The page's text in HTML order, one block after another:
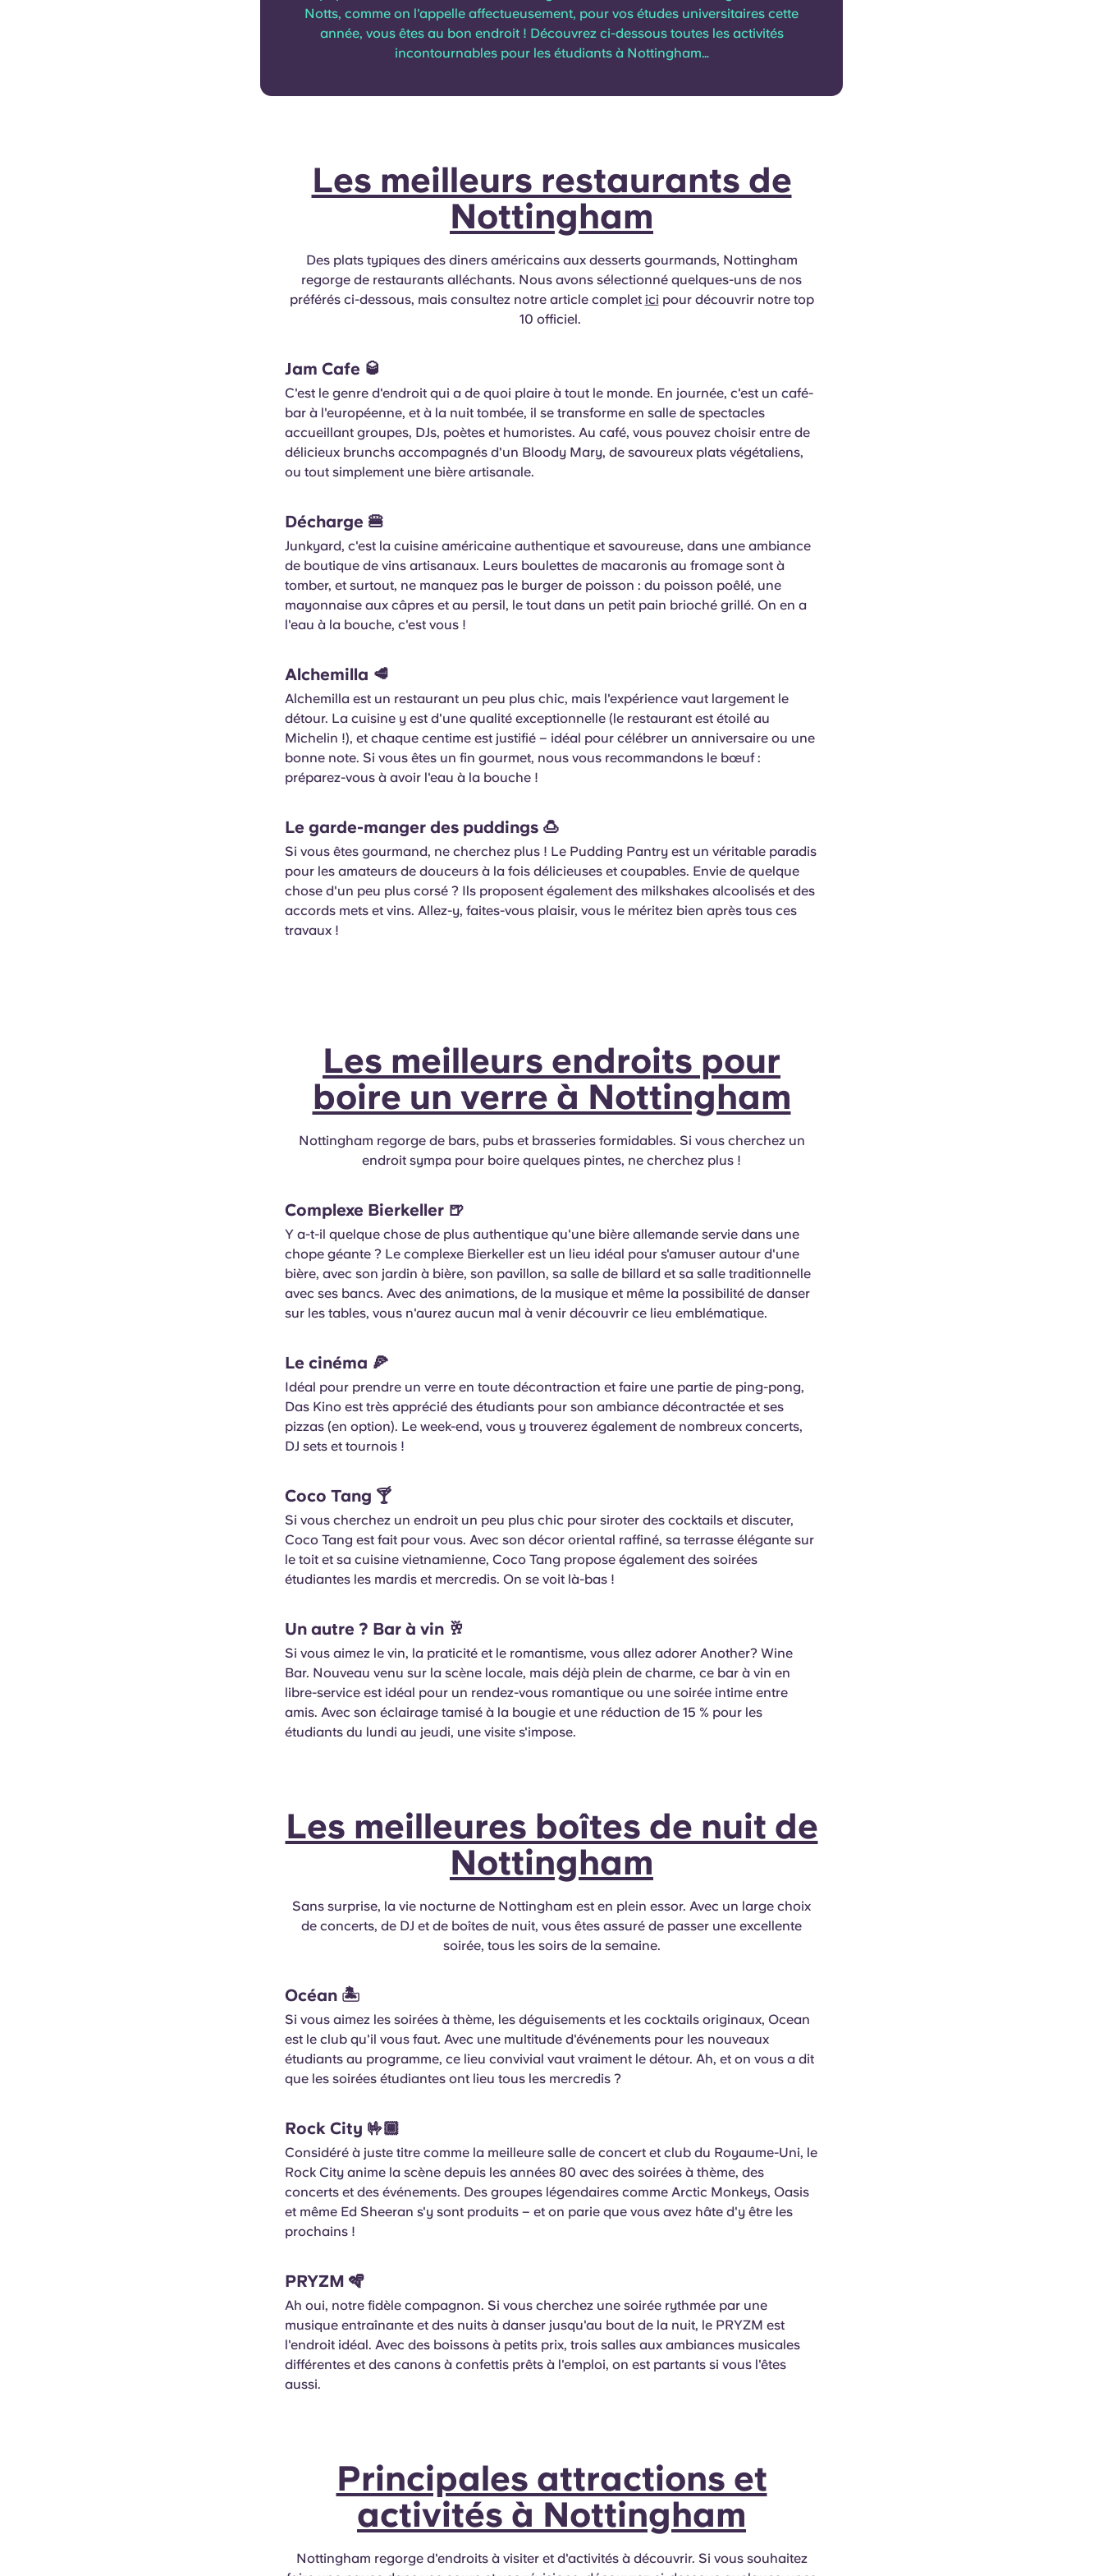
Notts, comme on l'appelle affectueusement, pour vos études universitaires cette
année, vous êtes au bon endroit ! Découvrez ci-dessous toutes les activités
incontournables pour les étudiants à Nottingham…
Les meilleurs restaurants de
Nottingham
Des plats typiques des diners américains aux desserts gourmands, Nottingham
regorge de restaurants alléchants. Nous avons sélectionné quelques-uns de nos
préférés ci-dessous, mais consultez notre article complet ici pour découvrir notre top
10 officiel.
Jam Cafe 🥃
C'est le genre d'endroit qui a de quoi plaire à tout le monde. En journée, c'est un café-
bar à l'européenne, et à la nuit tombée, il se transforme en salle de spectacles
accueillant groupes, DJs, poètes et humoristes. Au café, vous pouvez choisir entre de
délicieux brunchs accompagnés d'un Bloody Mary, de savoureux plats végétaliens,
ou tout simplement une bière artisanale.
Décharge 🍔
Junkyard, c'est la cuisine américaine authentique et savoureuse, dans une ambiance
de boutique de vins artisanaux. Leurs boulettes de macaronis au fromage sont à
tomber, et surtout, ne manquez pas le burger de poisson : du poisson poêlé, une
mayonnaise aux câpres et au persil, le tout dans un petit pain brioché grillé. On en a
l'eau à la bouche, c'est vous !
Alchemilla 🥩
Alchemilla est un restaurant un peu plus chic, mais l'expérience vaut largement le
détour. La cuisine y est d'une qualité exceptionnelle (le restaurant est étoilé au
Michelin !), et chaque centime est justifié – idéal pour célébrer un anniversaire ou une
bonne note. Si vous êtes un fin gourmet, nous vous recommandons le bœuf :
préparez-vous à avoir l'eau à la bouche !
Le garde-manger des puddings 🍮
Si vous êtes gourmand, ne cherchez plus ! Le Pudding Pantry est un véritable paradis
pour les amateurs de douceurs à la fois délicieuses et coupables. Envie de quelque
chose d'un peu plus corsé ? Ils proposent également des milkshakes alcoolisés et des
accords mets et vins. Allez-y, faites-vous plaisir, vous le méritez bien après tous ces
travaux !
Les meilleurs endroits pour
boire un verre à Nottingham
Nottingham regorge de bars, pubs et brasseries formidables. Si vous cherchez un
endroit sympa pour boire quelques pintes, ne cherchez plus !
Complexe Bierkeller 🍺
Y a-t-il quelque chose de plus authentique qu'une bière allemande servie dans une
chope géante ? Le complexe Bierkeller est un lieu idéal pour s'amuser autour d'une
bière, avec son jardin à bière, son pavillon, sa salle de billard et sa salle traditionnelle
avec ses bancs. Avec des animations, de la musique et même la possibilité de danser
sur les tables, vous n'aurez aucun mal à venir découvrir ce lieu emblématique.
Le cinéma 🍕
Idéal pour prendre un verre en toute décontraction et faire une partie de ping-pong,
Das Kino est très apprécié des étudiants pour son ambiance décontractée et ses
pizzas (en option). Le week-end, vous y trouverez également de nombreux concerts,
DJ sets et tournois !
Coco Tang 🍸
Si vous cherchez un endroit un peu plus chic pour siroter des cocktails et discuter,
Coco Tang est fait pour vous. Avec son décor oriental raffiné, sa terrasse élégante sur
le toit et sa cuisine vietnamienne, Coco Tang propose également des soirées
étudiantes les mardis et mercredis. On se voit là-bas !
Un autre ? Bar à vin 🥂
Si vous aimez le vin, la praticité et le romantisme, vous allez adorer Another? Wine
Bar. Nouveau venu sur la scène locale, mais déjà plein de charme, ce bar à vin en
libre-service est idéal pour un rendez-vous romantique ou une soirée intime entre
amis. Avec son éclairage tamisé à la bougie et une réduction de 15 % pour les
étudiants du lundi au jeudi, une visite s'impose.
Les meilleures boîtes de nuit de
Nottingham
Sans surprise, la vie nocturne de Nottingham est en plein essor. Avec un large choix
de concerts, de DJ et de boîtes de nuit, vous êtes assuré de passer une excellente
soirée, tous les soirs de la semaine.
Océan 🏝
Si vous aimez les soirées à thème, les déguisements et les cocktails originaux, Ocean
est le club qu'il vous faut. Avec une multitude d'événements pour les nouveaux
étudiants au programme, ce lieu convivial vaut vraiment le détour. Ah, et on vous a dit
que les soirées étudiantes ont lieu tous les mercredis ?
Rock City 🤟🏾
Considéré à juste titre comme la meilleure salle de concert et club du Royaume-Uni, le
Rock City anime la scène depuis les années 80 avec des soirées à thème, des
concerts et des événements. Des groupes légendaires comme Arctic Monkeys, Oasis
et même Ed Sheeran s'y sont produits – et on parie que vous avez hâte d'y être les
prochains !
PRYZM 🪇
Ah oui, notre fidèle compagnon. Si vous cherchez une soirée rythmée par une
musique entraînante et des nuits à danser jusqu'au bout de la nuit, le PRYZM est
l'endroit idéal. Avec des boissons à petits prix, trois salles aux ambiances musicales
différentes et des canons à confettis prêts à l'emploi, on est partants si vous l'êtes
aussi.
Principales attractions et
activités à Nottingham
Nottingham regorge d'endroits à visiter et d'activités à découvrir. Si vous souhaitez